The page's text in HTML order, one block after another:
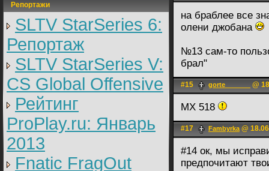
Репортажи
SLTV StarSeries 6:
Репортаж
SLTV StarSeries V:
CS Global Offensive
Рейтинг
ProPlay.ru: Январь
2013
Fnatic FragOut
на браблее все
олени джобана
№13 сам-то
брал"
#15 gorte_______ @
MX 518
#17 Fambyrka@
#14 ок, мы
предпочитают